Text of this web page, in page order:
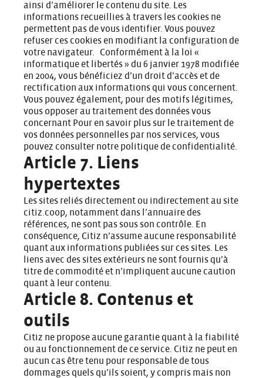
ainsi d’améliorer le contenu du site. Les
informations recueillies à travers les cookies ne
permettent pas de vous identifier. Vous pouvez
refuser ces cookies en modifiant la configuration de
votre navigateur. Conformément à la loi «
informatique et libertés » du 6 janvier 1978 modifiée
en 2004, vous bénéficiez d’un droit d’accès et de
rectification aux informations qui vous concernent.
Vous pouvez également, pour des motifs légitimes,
vous opposer au traitement des données vous
concernant Pour en savoir plus sur le traitement de
vos données personnelles par nos services, vous
pouvez consulter notre politique de confidentialité
Article 7. Liens
hypertextes
Les sites reliés directement ou indirectement au site
citiz.coop, notamment dans l’annuaire des
références, ne sont pas sous son contrôle. En
conséquence, Citiz n’assume aucune responsabilité
quant aux informations publiées sur ces sites. Les
liens avec des sites extérieurs ne sont fournis qu’à
titre de commodité et n’impliquent aucune caution
quant à leur contenu.
Article 8. Contenus et
outils
Citiz ne propose aucune garantie quant à la fiabilité
ou au fonctionnement de ce service. Citiz ne peut en
aucun cas être tenu pour responsable de tous
dommages quels qu’ils soient, y compris mais non